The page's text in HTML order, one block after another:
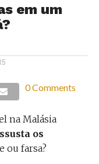
em um
0 Comments
na Malásia
os
ou farsa?